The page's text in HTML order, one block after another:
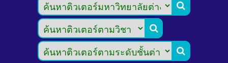


